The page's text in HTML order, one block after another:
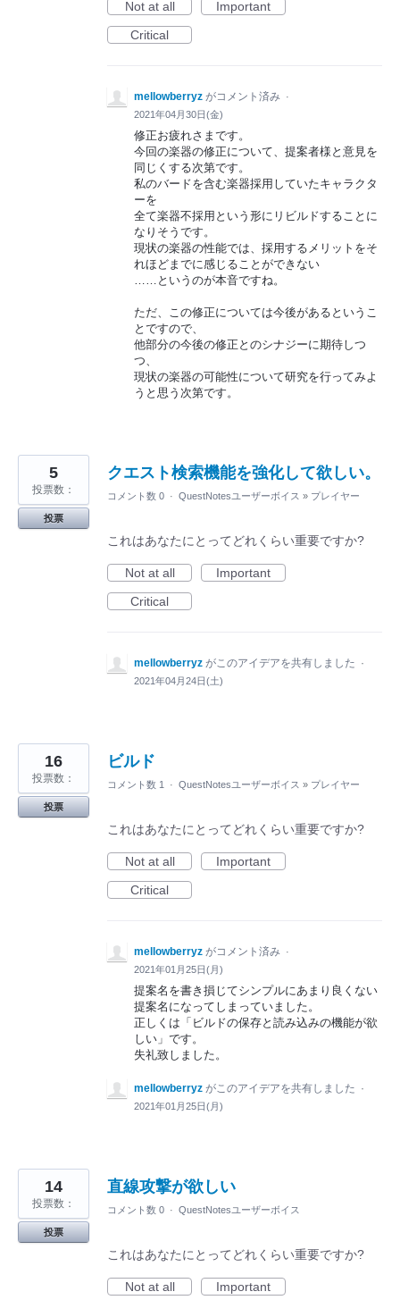
Not at all
Important
Critical
mellowberryz がコメント済み ·
2021年04月30日(金)
修正お疲れさまです。
今回の楽器の修正について、提案者様と意見を
同じくする次第です。
私のバードを含む楽器採用していたキャラクタ
ーを
全て楽器不採用という形にリビルドすることに
なりそうです。
現状の楽器の性能では、採用するメリットをそ
れほどまでに感じることができない
……というのが本音ですね。
ただ、この修正については今後があるというこ
とですので、
他部分の今後の修正とのシナジーに期待しつ
つ、
現状の楽器の可能性について研究を行ってみよ
うと思う次第です。
クエスト検索機能を強化して欲しい。
5
投票数：
投票
コメント数 0 · QuestNotesユーザーボイス » プレイヤー
これはあなたにとってどれくらい重要ですか?
Not at all
Important
Critical
mellowberryz がこのアイデアを共有しました ·
2021年04月24日(土)
ビルド
16
投票数：
投票
コメント数 1 · QuestNotesユーザーボイス » プレイヤー
これはあなたにとってどれくらい重要ですか?
Not at all
Important
Critical
mellowberryz がコメント済み ·
2021年01月25日(月)
提案名を書き損じてシンプルにあまり良くない
提案名になってしまっていました。
正しくは「ビルドの保存と読み込みの機能が欲
しい」です。
失礼致しました。
mellowberryz がこのアイデアを共有しました ·
2021年01月25日(月)
直線攻撃が欲しい
14
投票数：
投票
コメント数 0 · QuestNotesユーザーボイス
これはあなたにとってどれくらい重要ですか?
Not at all
Important